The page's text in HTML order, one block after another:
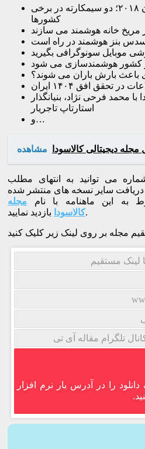
گوشی های هوشمند آیفون ۲۰۱۸؛ دو سیمکارته در برخی
کشورها
مریخ خانه هوشمند می سازند
بنز هوشمند در راه است
موبایل سونوگرافی بگیرید
کشور هوشمندسازی می شود
باعث بارش باران می شوند؟
تحقق افق ۱۴۰۴ ایران
محمد فرحی نژاد، بنیانگذار
استارتاپ تاجریار
و…
مشاهده دیجیتالی کالاسودا
می توانید به انتهای مطلب
دریافت سایر نسخه های منتشر شده
به این ماهنامه با نام مجله
کالاسودابازدید نمایید.
لینک مستقیم
تلگرام مقاله آی تی
را در آدرس بار نرم افزار